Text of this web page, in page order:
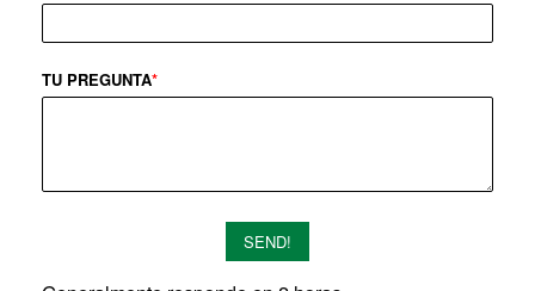
TU PREGUNTA*
SEND!